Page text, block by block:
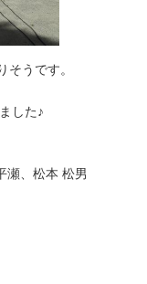
そうです。
した♪
瀬、松本 松男